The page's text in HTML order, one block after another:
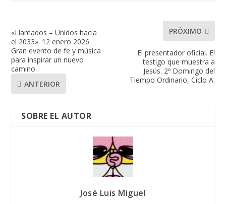
«Llamados – Unidos hacia
el 2033». 12 enero 2026.
Gran evento de fe y música
para inspirar un nuevo
camino.
ANTERIOR
PRÓXIMO
El presentador oficial. El
testigo que muestra a
Jesús. 2º Domingo del
Tiempo Ordinario, Ciclo A.
SOBRE EL AUTOR
José Luis Miguel